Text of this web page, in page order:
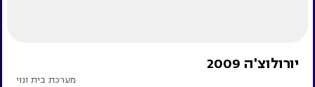
יורולוצ'ה 2009
מערכת בית ונוי